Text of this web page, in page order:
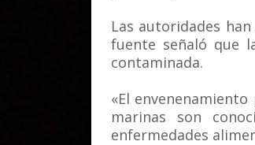
Las autoridades
fuente señaló que
contaminada.
«El
marinas son
enfermedades